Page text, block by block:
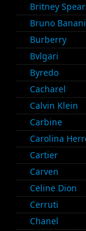
Britney
Bruno Banani
Burberry
Bvlgari
Byredo
Cacharel
Calvin Klein
Carbine
Carolina
Cartier
Carven
Celine Dion
Cerruti
Chanel